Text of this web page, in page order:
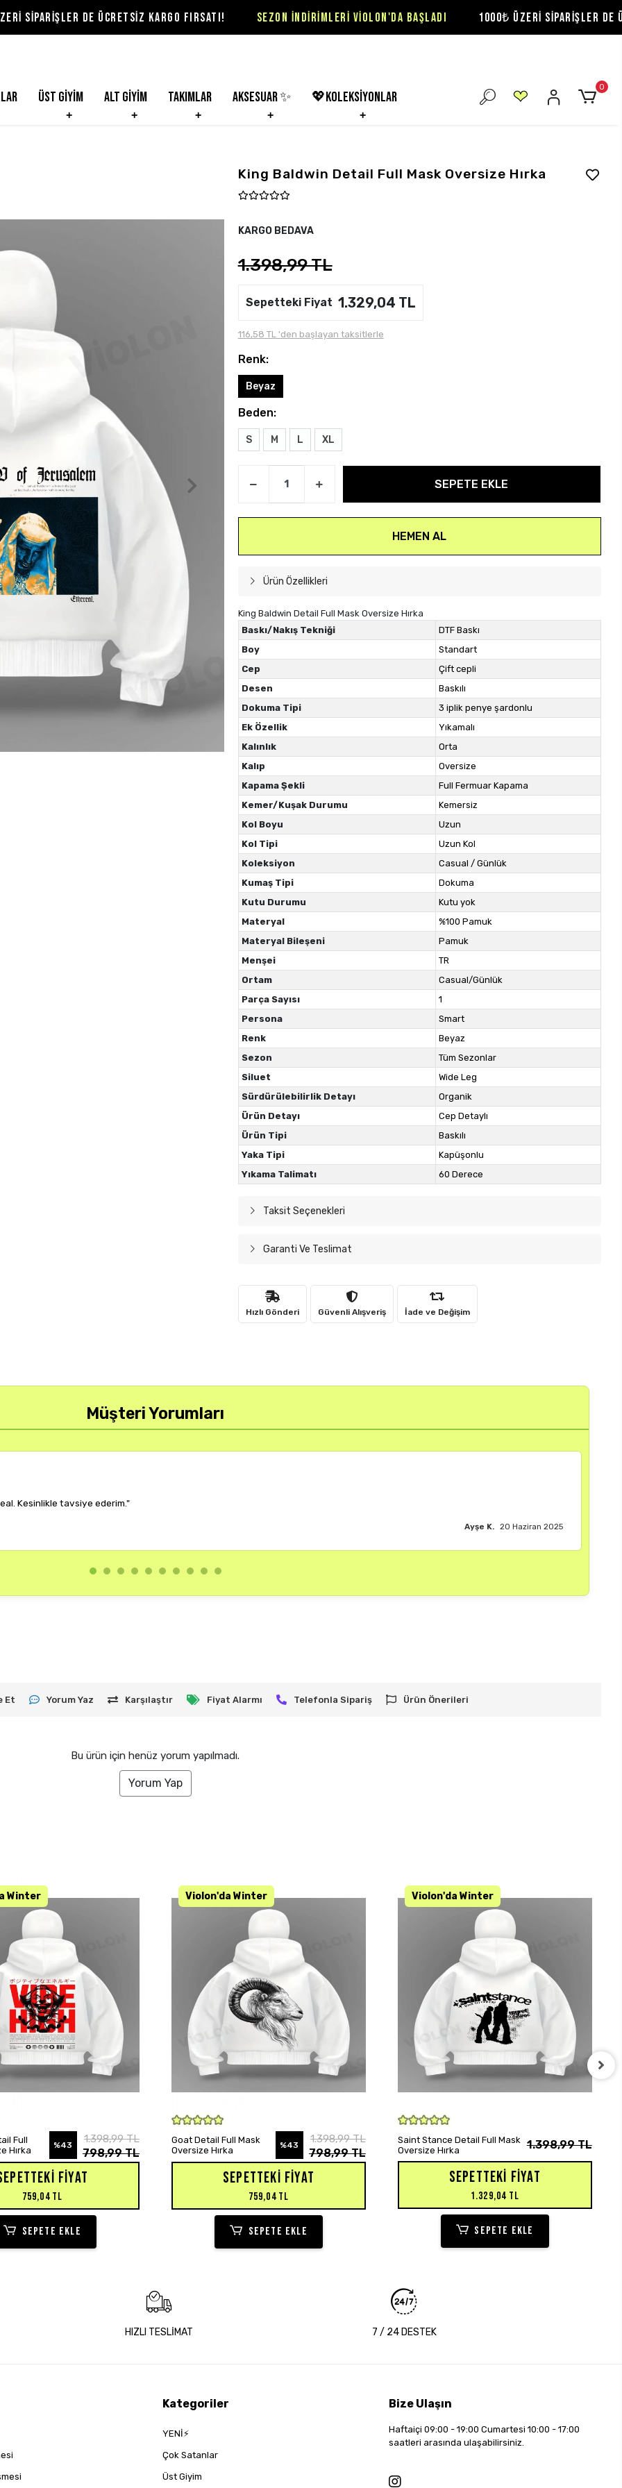
DE ÜCRETSİZ KARGO FIRSATI! SEZON İNDİRİMLERİ VİOLON'DA BAŞLADI 1000₺ ÜZERİ SİPARİŞLER DE ÜCRETSİZ
Üst Giyim Alt Giyim Takımlar Aksesuar ✨ 💖koleksiyonlar
0
King Baldwin Detail Full Mask Oversize Hırka
KARGO BEDAVA
1.398,99 TL
Sepetteki Fiyat 1.329,04 TL
116,58 TL 'den başlayan taksitlerle
Renk:
Beyaz
Beden:
S M L XL
SEPETE EKLE
HEMEN AL
Ürün Özellikleri
King Baldwin Detail Full Mask Oversize Hırka
Baskı/Nakış Tekniği
DTF Baskı
Boy
Standart
Cep
Çift cepli
Desen
Baskılı
Dokuma Tipi
3 iplik penye şardonlu
Ek Özellik
Yıkamalı
Kalınlık
Orta
Kalıp
Oversize
Kapama Şekli
Full Fermuar Kapama
Kemer/Kuşak Durumu
Kemersiz
Kol Boyu
Uzun
Kol Tipi
Uzun Kol
Koleksiyon
Casual / Günlük
Kumaş Tipi
Dokuma
Kutu Durumu
Kutu yok
Materyal
%100 Pamuk
Materyal Bileşeni
Pamuk
Menşei
TR
Ortam
Casual/Günlük
Parça Sayısı
1
Persona
Smart
Renk
Beyaz
Sezon
Tüm Sezonlar
Siluet
Wide Leg
Sürdürülebilirlik Detayı
Organik
Ürün Detayı
Cep Detaylı
Ürün Tipi
Baskılı
Yaka Tipi
Kapüşonlu
Yıkama Talimatı
60 Derece
Taksit Seçenekleri
Garanti Ve Teslimat
Hızlı Gönderi Güvenli Alışveriş İade ve Değişim
Müşteri Yorumları
memnun kaldım."
Burak M. 18 Haziran 2025
Et Yorum Yaz Karşılaştır Fiyat Alarmı Telefonla Sipariş Ürün Önerileri
Bu ürün için henüz yorum yapılmadı.
Yorum Yap
SEPETE EKLE
Full
Hırka
%43
1.398,99 TL
798,99 TL
FIYAT
759,04 TL
SEPETE EKLE
SEPETE EKLE
Goat Detail Full Mask
Oversize Hırka
%43
1.398,99 TL
798,99 TL
SEPETTEKI FIYAT
759,04 TL
SEPETE EKLE
KARGO BEDAVA
Saint Stance Detail Full Mask
Oversize Hırka
1.398,99 TL
SEPETTEKI FIYAT
1.329,04 TL
SEPETE EKLE
HIZLI TESLİMAT 7 / 24 DESTEK
Kategoriler
YENİ⚡
Çok Satanlar
Üst Giyim
Bize Ulaşın
Haftaiçi 09:00 - 19:00 Cumartesi 10:00 - 17:00
saatleri arasında ulaşabilirsiniz.